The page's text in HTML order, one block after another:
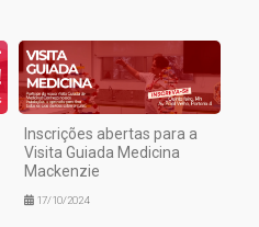
Inscrições abertas para a
Visita Guiada Medicina
Mackenzie
17/10/2024